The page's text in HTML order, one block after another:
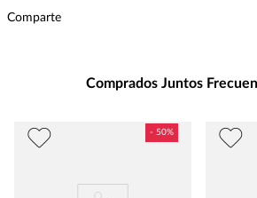
Intensidad
Comparte
Comprados Juntos